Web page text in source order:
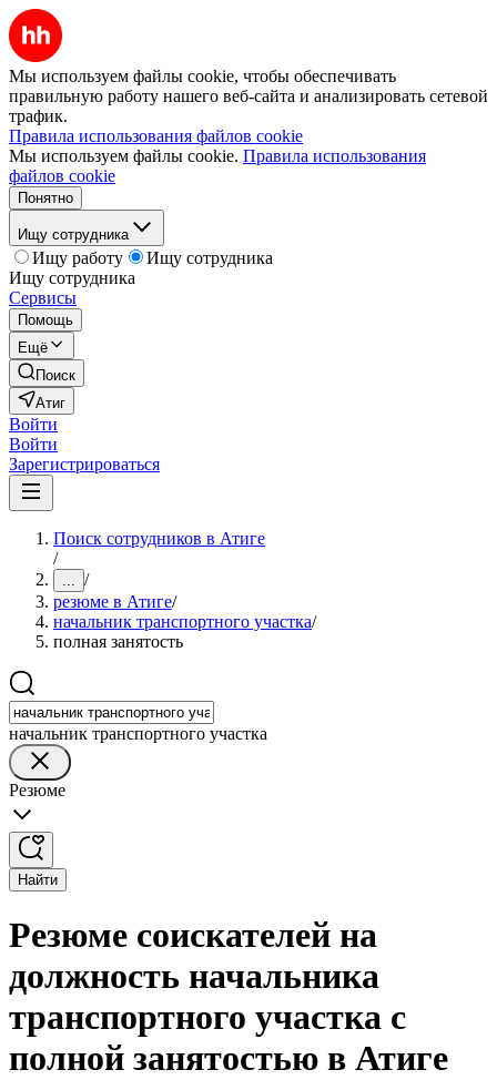
Мы используем файлы cookie, чтобы обеспечивать
правильную работу нашего веб-сайта и анализировать сетевой
трафик.
Правила использования файлов cookie
Мы используем файлы cookie. Правила использования
файлов cookie
Понятно
Ищу сотрудника
Ищу работу
Ищу сотрудника
Ищу сотрудника
Сервисы
Помощь
Ещё
Поиск
Атиг
Войти
Войти
Зарегистрироваться
Поиск сотрудников в Атиге
/
... /
резюме в Атиге/
начальник транспортного участка/
полная занятость
начальник транспортного участка
Резюме
Найти
Резюме соискателей на
должность начальника
транспортного участка с
полной занятостью в Атиге